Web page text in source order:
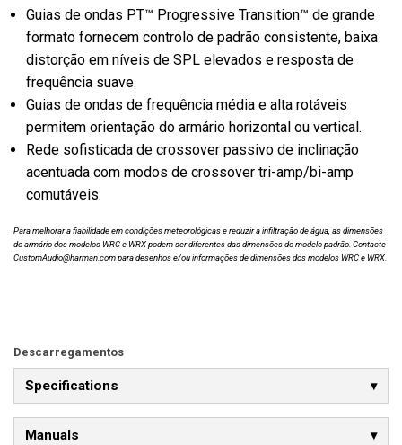
Guias de ondas PT™ Progressive Transition™ de grande
formato fornecem controlo de padrão consistente, baixa
distorção em níveis de SPL elevados e resposta de
frequência suave.
Guias de ondas de frequência média e alta rotáveis
permitem orientação do armário horizontal ou vertical.
Rede sofisticada de crossover passivo de inclinação
acentuada com modos de crossover tri-amp/bi-amp
comutáveis.
Para melhorar a fiabilidade em condições meteorológicas e reduzir a infiltração de água, as dimensões
do armário dos modelos WRC e WRX podem ser diferentes das dimensões do modelo padrão. Contacte
CustomAudio@harman.com para desenhos e/ou informações de dimensões dos modelos WRC e WRX.
Descarregamentos
Specifications
Manuals